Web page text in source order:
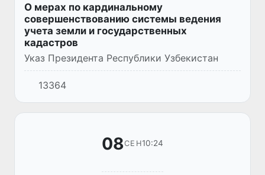
О мерах по кардинальному
совершенствованию системы ведения
учета земли и государственных
кадастров
Указ Президента Республики Узбекистан
13364
08СЕН10:24